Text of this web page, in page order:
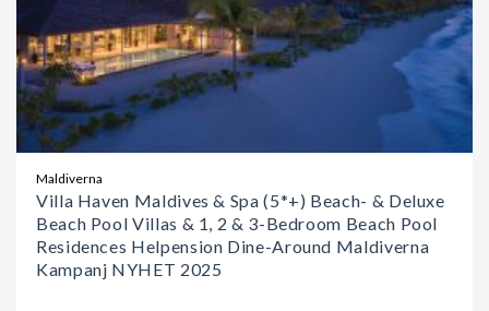
Maldiverna
Villa Haven Maldives & Spa (5*+) Beach- & Deluxe
Beach Pool Villas & 1, 2 & 3-Bedroom Beach Pool
Residences Helpension Dine-Around Maldiverna
Kampanj NYHET 2025